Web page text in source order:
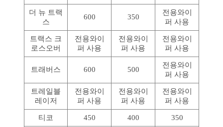
더 뉴 트랙
스
600 350
전용와이
퍼 사용
트랙스 크
로스오버
전용와이
퍼 사용
전용와이
퍼 사용
전용와이
퍼 사용
트래버스 600 500
전용와이
퍼 사용
트레일블
레이저
전용와이
퍼 사용
전용와이
퍼 사용
전용와이
퍼 사용
티코 450 400 350